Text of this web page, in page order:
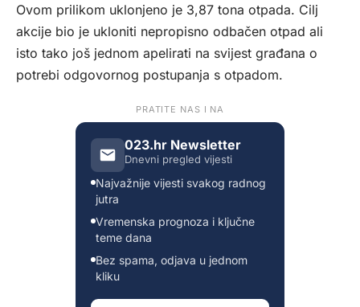
Ovom prilikom uklonjeno je 3,87 tona otpada. Cilj
akcije bio je ukloniti nepropisno odbačen otpad ali
isto tako još jednom apelirati na svijest građana o
potrebi odgovornog postupanja s otpadom.
PRATITE NAS I NA
023.hr Newsletter
Dnevni pregled vijesti
Najvažnije vijesti svakog radnog
jutra
Vremenska prognoza i ključne
teme dana
Bez spama, odjava u jednom
kliku